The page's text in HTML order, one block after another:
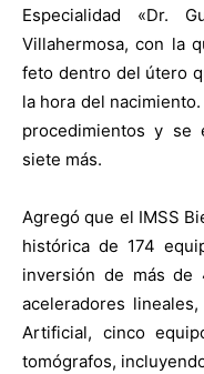
Especialidad «Dr.
Villahermosa, con la
feto dentro del útero
la hora del
procedimientos y se
siete más.
Agregó que el IMSS
histórica de 174
inversión de más
aceleradores
Artificial, cinco
tomógrafos,